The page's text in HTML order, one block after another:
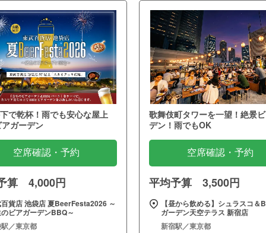
で乾杯！雨でも安心な屋上
ガーデン
空席確認・予約
算 4,000円
貨店 池袋店 夏BeerFesta2026 ～
ビアガーデンBBQ～
／東京都
歌舞伎町タワーを一望！絶景
デン！雨でもOK
空席確認・予約
平均予算 3,500円
【昼から飲める】シュラスコ＆
ガーデン天空テラス 新宿店
新宿駅／東京都